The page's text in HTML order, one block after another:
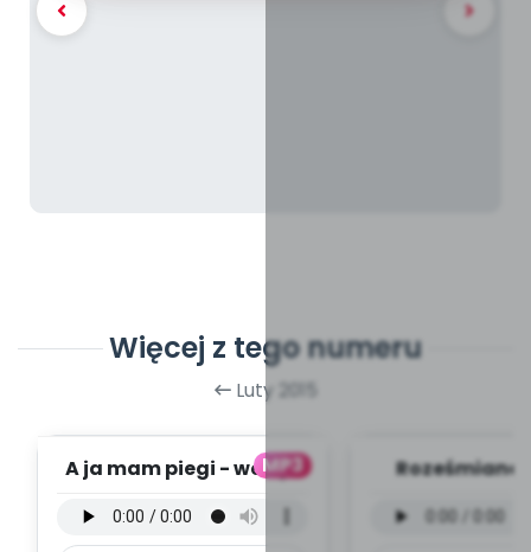
Więcej z tego numeru
Luty 2015
MP3
A ja mam piegi - wersja
Roześmiane
mp3)